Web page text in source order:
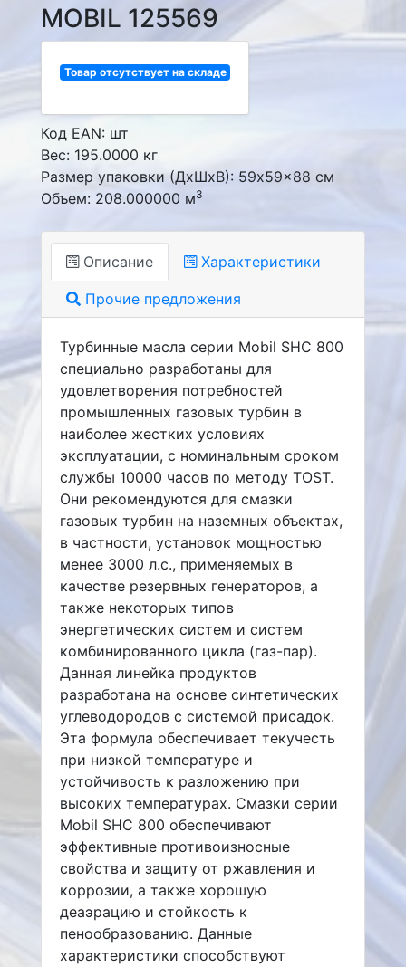
MOBIL 125569
Товар отсутствует на складе
Код EAN: шт
Вес: 195.0000 кг
Размер упаковки (ДxШxВ): 59x59x88 см
Объем: 208.000000 м3
Описание Характеристики
Прочие предложения
Турбинные масла серии Mobil SHC 800
специально разработаны для
удовлетворения потребностей
промышленных газовых турбин в
наиболее жестких условиях
эксплуатации, с номинальным сроком
службы 10000 часов по методу TOST.
Они рекомендуются для смазки
газовых турбин на наземных объектах,
в частности, установок мощностью
менее 3000 л.с., применяемых в
качестве резервных генераторов, а
также некоторых типов
энергетических систем и систем
комбинированного цикла (газ-пар).
Данная линейка продуктов
разработана на основе синтетических
углеводородов с системой присадок.
Эта формула обеспечивает текучесть
при низкой температуре и
устойчивость к разложению при
высоких температурах. Смазки серии
Mobil SHC 800 обеспечивают
эффективные противоизносные
свойства и защиту от ржавления и
коррозии, а также хорошую
деаэрацию и стойкость к
пенообразованию. Данные
характеристики способствуют